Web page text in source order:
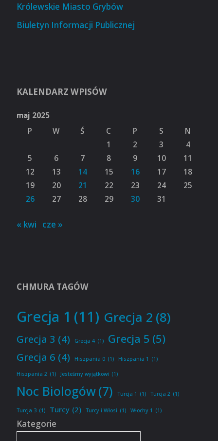
Królewskie Miasto Grybów
Biuletyn Informacji Publicznej
KALENDARZ WPISÓW
maj 2025
P
W Ś C P S
N
1
2 3
4
5
6 7 8 9 10
11
12
13 14 15 16 17
18
19
20 21 22 23 24
25
26
27 28 29 30 31
« kwi cze »
CHMURA TAGÓW
Grecja 1 (11) Grecja 2 (8)
Grecja 3 (4) Grecja 4 (1) Grecja 5 (5)
Grecja 6 (4) Hiszpania 0 (1) Hiszpania 1 (1)
Hiszpania 2 (1) Jesteśmy wyjątkowi (1)
Noc Biologów(7) Turcja 1 (1) Turcja 2 (1)
Turcja 3 (1) Turcy (2) Turcy i Włosi (1) Włochy 1 (1)
Kategorie